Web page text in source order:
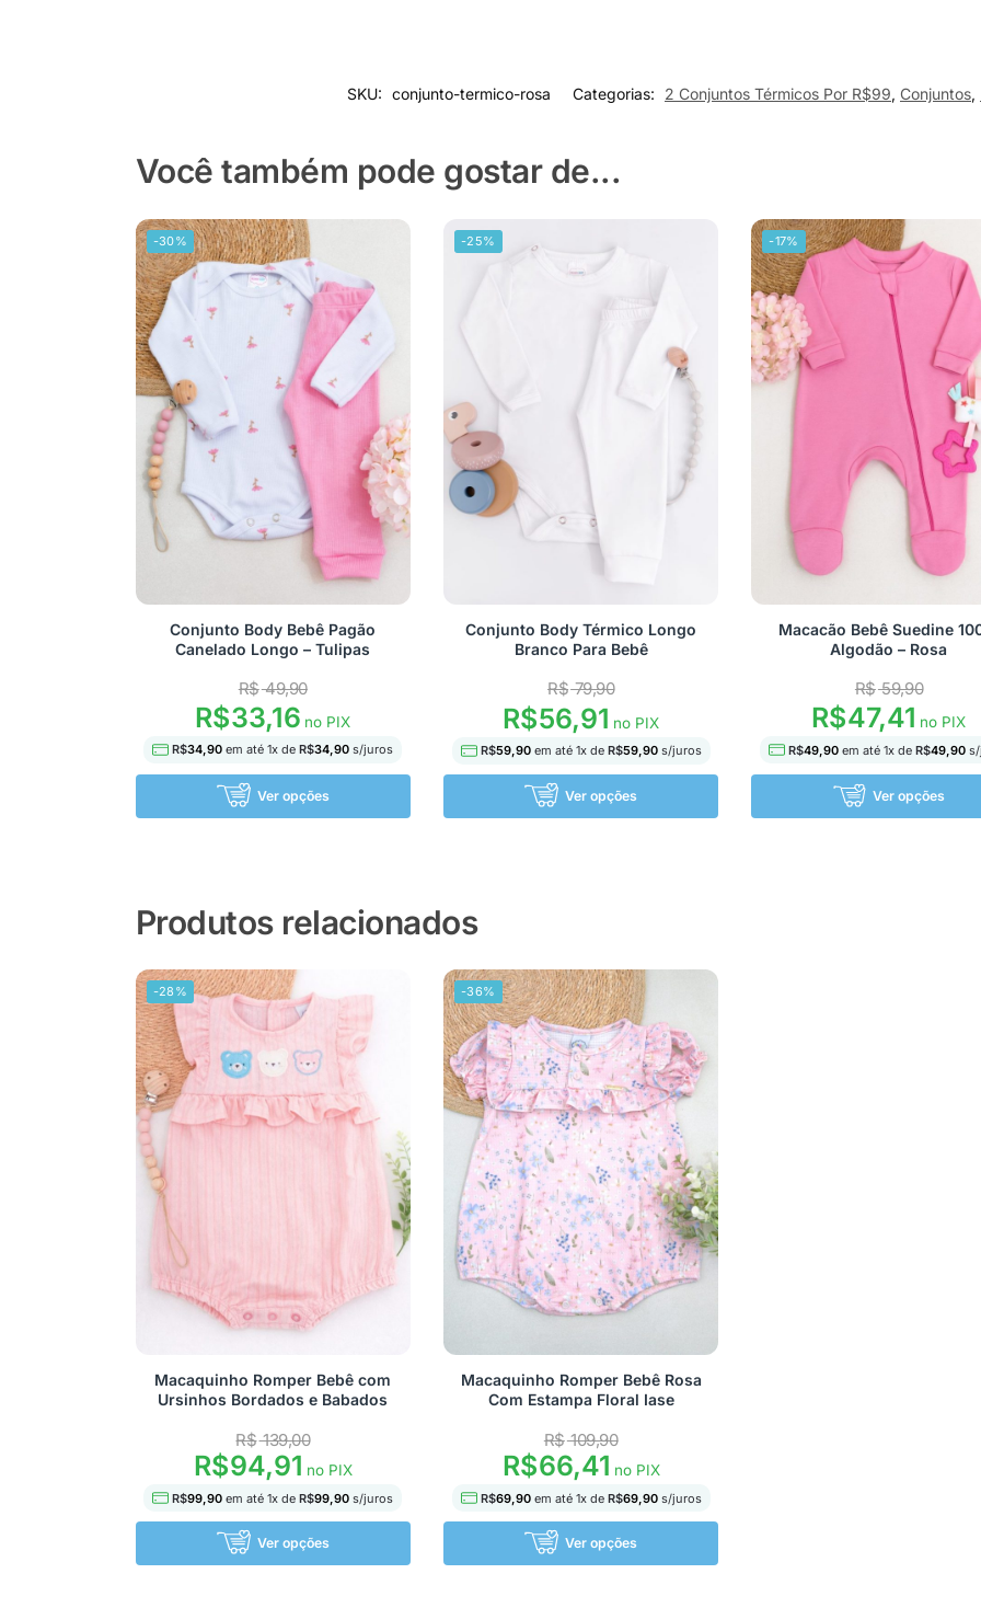
SKU: conjunto-termico-rosa Categorias: 2 Conjuntos Térmicos Por R$99, Conjuntos,
Você também pode gostar de...
-30%
Conjunto Body Bebê Pagão
Canelado Longo – Tulipas
R$49,90
R$33,16 no PIX
R$34,90 em até1x deR$34,90 s/juros
Ver opções
-25%
Conjunto Body Térmico Longo
Branco Para Bebê
R$79,90
R$56,91 no PIX
R$59,90 em até 1x de R$59,90s/juros
Ver opções
-17%
Macacão Bebê Suedine
Algodão – Rosa
R$59,90
R$47,41 no PIX
R$49,90 em até 1x de R$49,90s/
Ver opções
Produtos relacionados
-28%
Macaquinho Romper Bebê com
Ursinhos Bordados e Babados
R$139,00
R$94,91 no PIX
R$99,90 em até1x deR$99,90 s/juros
Ver opções
-36%
Macaquinho Romper Bebê Rosa
Com Estampa Floral Iase
R$109,90
R$66,41 no PIX
R$69,90 em até 1x de R$69,90s/juros
Ver opções